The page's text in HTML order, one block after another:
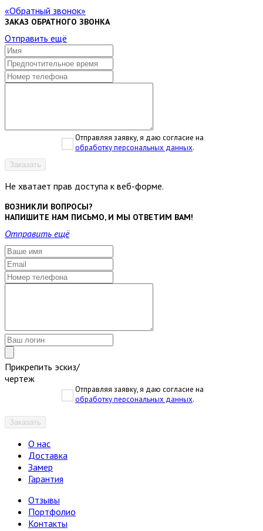
Обратный звонок
ЗАКАЗ ОБРАТНОГО ЗВОНКА
Отправить ещё
Отправляя заявку, я даю согласие на
обработку персональных данных.
Заказать
Не хватает прав доступа к веб-форме.
ВОЗНИКЛИ ВОПРОСЫ?
НАПИШИТЕ НАМ ПИСЬМО, И МЫ ОТВЕТИМ ВАМ!
Отправить ещё
Прикрепить эскиз/
чертеж
Отправляя заявку, я даю согласие на
обработку персональных данных.
Заказать
О нас
Доставка
Замер
Гарантия
Отзывы
Портфолио
Контакты